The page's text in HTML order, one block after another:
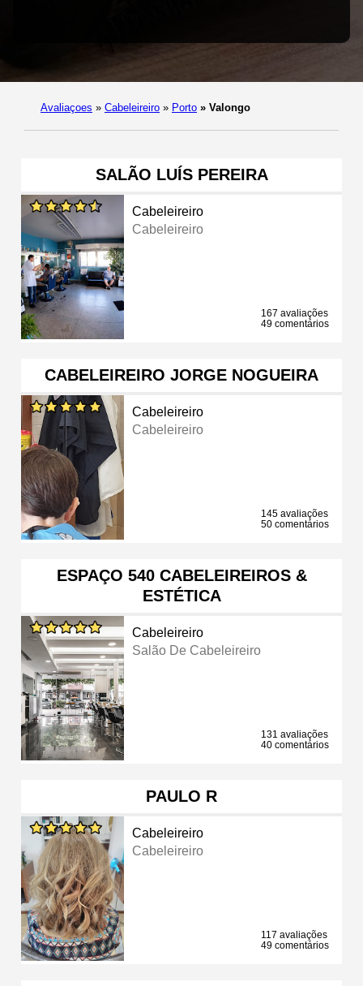
Avaliaçoes » Cabeleireiro » Porto » Valongo
SALÃO LUÍS PEREIRA
Cabeleireiro
Cabeleireiro
167 avaliações
49 comentários
CABELEIREIRO JORGE NOGUEIRA
Cabeleireiro
Cabeleireiro
145 avaliações
50 comentários
ESPAÇO 540 CABELEIREIROS &
ESTÉTICA
Cabeleireiro
Salão De Cabeleireiro
131 avaliações
40 comentários
PAULO R
Cabeleireiro
Cabeleireiro
117 avaliações
49 comentários